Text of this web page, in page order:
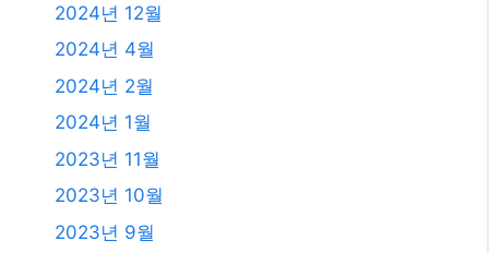
2024년 12월
2024년 4월
2024년 2월
2024년 1월
2023년 11월
2023년 10월
2023년 9월